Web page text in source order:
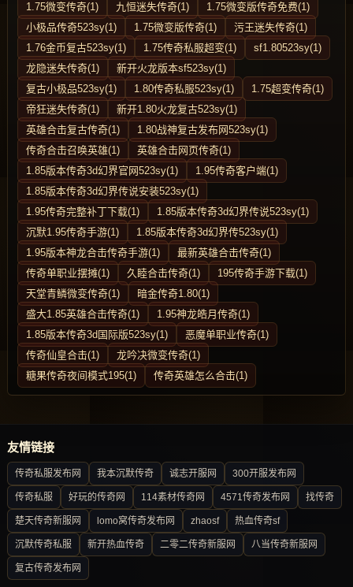
1.75微变传奇(1)
九恒迷失传奇(1)
1.75微变版传奇免费(1)
小极品传奇523sy(1)
1.75微变版传奇(1)
污王迷失传奇(1)
1.76金币复古523sy(1)
1.75传奇私服超变(1)
sf1.80523sy(1)
龙隐迷失传奇(1)
新开火龙版本sf523sy(1)
复古小极品523sy(1)
1.80传奇私服523sy(1)
1.75超变传奇(1)
帝狂迷失传奇(1)
新开1.80火龙复古523sy(1)
英雄合击复古传奇(1)
1.80战神复古发布网523sy(1)
传奇合击召唤英雄(1)
英雄合击网页传奇(1)
1.85版本传奇3d幻界官网523sy(1)
1.95传奇客户端(1)
1.85版本传奇3d幻界传说安装523sy(1)
1.95传奇完整补丁下载(1)
1.85版本传奇3d幻界传说523sy(1)
沉默1.95传奇手游(1)
1.85版本传奇3d幻界传523sy(1)
1.95版本神龙合击传奇手游(1)
最新英雄合击传奇(1)
传奇单职业摆摊(1)
久睦合击传奇(1)
195传奇手游下载(1)
天堂青鳞微变传奇(1)
暗金传奇1.80(1)
盛大1.85英雄合击传奇(1)
1.95神龙皓月传奇(1)
1.85版本传奇3d国际版523sy(1)
恶魔单职业传奇(1)
传奇仙皇合击(1)
龙吟决微变传奇(1)
糖果传奇夜间模式195(1)
传奇英雄怎么合击(1)
友情链接
传奇私服发布网 我本沉默传奇 诚志开服网 300开服发布网
传奇私服 好玩的传奇网 114素材传奇网 4571传奇发布网 找传奇
楚天传奇新服网 lomo窝传奇发布网 zhaosf 热血传奇sf
沉默传奇私服 新开热血传奇 二零二传奇新服网 八当传奇新服网
复古传奇发布网